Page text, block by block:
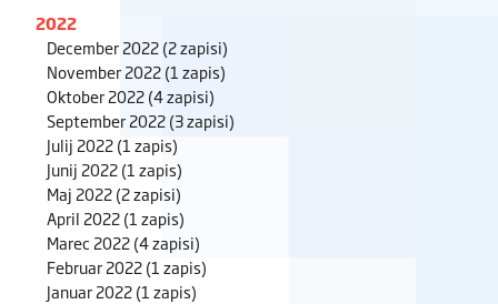
2022
December 2022(2 zapisi)
November 2022(1 zapis)
Oktober 2022(4 zapisi)
September 2022(3 zapisi)
Julij 2022(1 zapis)
Junij 2022(1 zapis)
Maj 2022(2 zapisi)
April 2022(1 zapis)
Marec 2022(4 zapisi)
Februar 2022(1 zapis)
Januar 2022(1 zapis)